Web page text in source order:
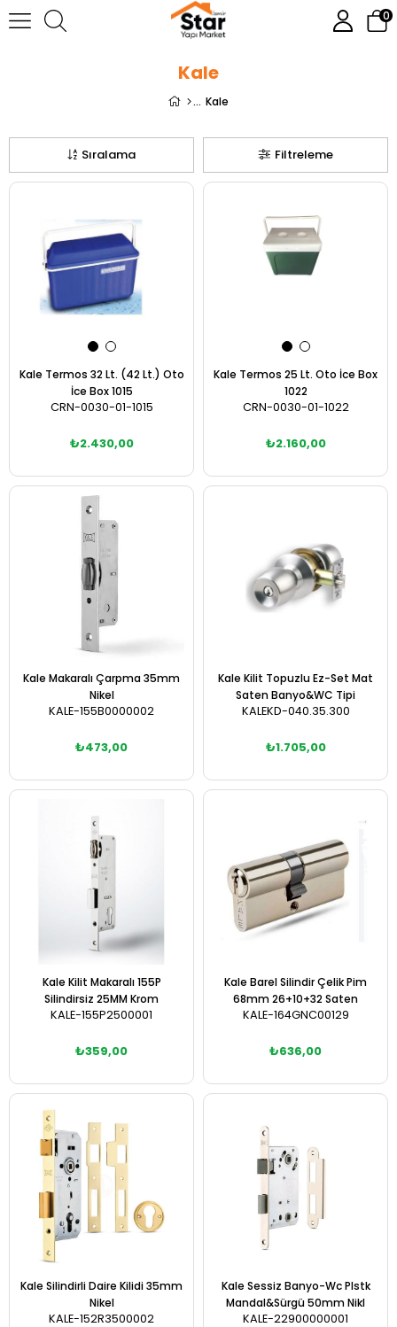
0
Kale
Kale
Filtreleme
Sıralama
Kale Termos 32 Lt. (42 Lt.) Oto
İce Box 1015
CRN-0030-01-1015
₺2.430,00
Sepete Ekle
Kale Termos 25 Lt. Oto İce Box
1022
CRN-0030-01-1022
₺2.160,00
Kale Makaralı Çarpma 35mm
Nikel
KALE-155B0000002
₺473,00
Kale Kilit Topuzlu Ez-Set Mat
Saten Banyo&WC Tipi
KALEKD-040.35.300
₺1.705,00
Kale Kilit Makaralı 155P
Silindirsiz 25MM Krom
KALE-155P2500001
₺359,00
Kale Barel Silindir Çelik Pim
68mm 26+10+32 Saten
KALE-164GNC00129
₺636,00
Kale Silindirli Daire Kilidi 35mm
Nikel
KALE-152R3500002
Kale Sessiz Banyo-Wc Plstk
Mandal&Sürgü 50mm Nikl
KALE-22900000001